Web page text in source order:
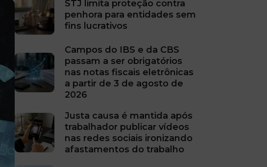
STJ limita proteção contra
penhora para entidades sem
fins lucrativos
Campos do IBS e da CBS
passam a ser obrigatórios
nas notas fiscais eletrônicas
a partir de 3 de agosto de
2026
Justa causa é mantida após
trabalhador publicar vídeos
nas redes sociais ironizando
afastamentos do trabalho